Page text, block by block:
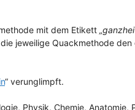
mit dem Etikett
jeweilige Quackmethode den
“ verunglimpft.
Physik, Chemie, Anatomie,